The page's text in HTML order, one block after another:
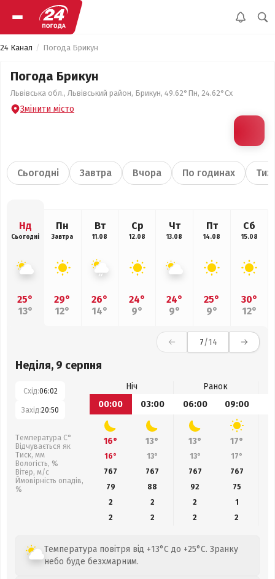
24 Канал Погода Брикун
Погода Брикун
Львівська обл., Львівський район, Брикун, 49.62°Пн, 24.62°Сх
Змінити місто
Сьогодні Завтра Вчора По годинах
Нд
Сьогодні
25°
13°
Пн
Завтра
29°
12°
Вт
11.08
26°
14°
Ср
12.08
24°
9°
Чт
13.08
24°
9°
Пт
14.08
25°
9°
Сб
15.08
30°
12°
7/14
Неділя, 9 серпня
Схід:06:02
Захід:20:50
Температура С°
Відчувається як
Тиск, мм
Вологість, %
Вітер, м/с
Ймовірність опадів,
%
Ніч
Ранок
00:00
03:00 06:00 09:00
16° 13° 13° 17°
16° 13° 13° 17°
767
767 767 767
79
88 92 75
2
2 2
1
2
2 2 2
Температура повітря від +13°C до +25°C. Зранку
небо буде безхмарним.